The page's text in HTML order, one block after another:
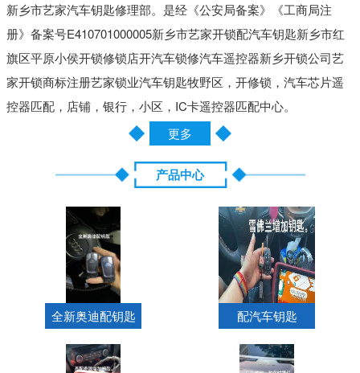
新乡市艺家汽车钥匙修理部。是经《公安局备案》《工商局注
册》备案号E410701000005新乡市艺家开锁配汽车钥匙新乡市红
旗区平原小侯开锁修锁店开汽车锁修汽车遥控器新乡开锁公司艺
家开锁商标注册艺家锁业汽车钥匙牧野区，开修锁，汽车芯片遥
控器匹配，店铺，银行，小区，IC卡遥控器匹配中心。
更多
产品中心
全新奥迪配钥匙 配汽车钥匙